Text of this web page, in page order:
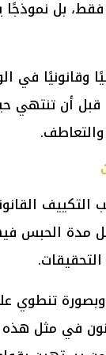
فقط، بل
وقانونيًا
قبل أن تنتهي
تنطوي
في مثل هذه